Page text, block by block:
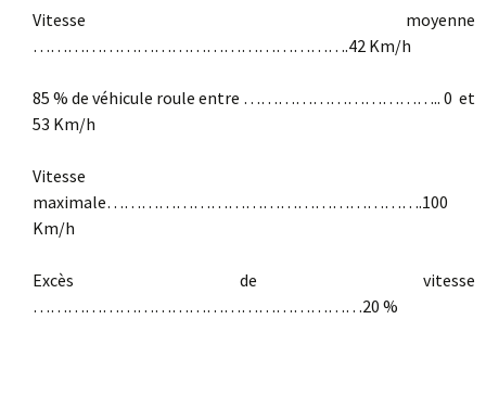
Vitesse moyenne
……………………………………………….42 Km/h
85 % de véhicule roule entre …………………………….. 0 et
53 Km/h
Vitesse
maximale……………………………………………….100
Km/h
Excès de vitesse
…………………………………………………20 %